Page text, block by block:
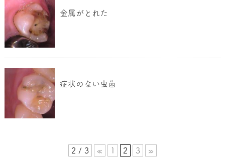
金属がとれた
症状のない虫歯
2 / 3 « 1 2 3 »